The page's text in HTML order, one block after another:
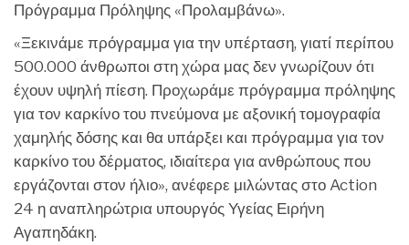
Πρόγραμμα Πρόληψης «Προλαμβάνω».
«Ξεκινάμε πρόγραμμα για την υπέρταση, γιατί περίπου
500.000 άνθρωποι στη χώρα μας δεν γνωρίζουν ότι
έχουν υψηλή πίεση. Προχωράμε πρόγραμμα πρόληψης
για τον καρκίνο του πνεύμονα με αξονική τομογραφία
χαμηλής δόσης και θα υπάρξει και πρόγραμμα για τον
καρκίνο του δέρματος, ιδιαίτερα για ανθρώπους που
εργάζονται στον ήλιο», ανέφερε μιλώντας στο Action
24 η αναπληρώτρια υπουργός Υγείας Ειρήνη
Αγαπηδάκη.